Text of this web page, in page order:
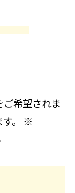
希望されま
。 ※